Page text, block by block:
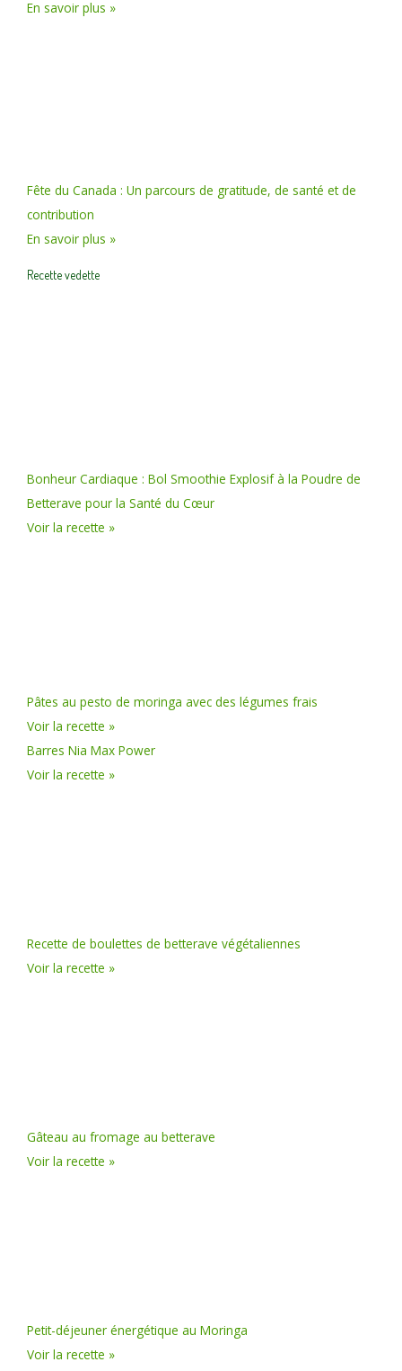
En savoir plus »
Fête du Canada : Un parcours de gratitude, de santé et de
contribution
En savoir plus »
Recette vedette
Bonheur Cardiaque : Bol Smoothie Explosif à la Poudre de
Betterave pour la Santé du Cœur
Voir la recette »
Pâtes au pesto de moringa avec des légumes frais
Voir la recette »
Barres Nia Max Power
Voir la recette »
Recette de boulettes de betterave végétaliennes
Voir la recette »
Gâteau au fromage au betterave
Voir la recette »
Petit-déjeuner énergétique au Moringa
Voir la recette »